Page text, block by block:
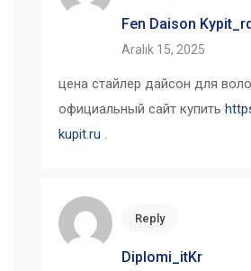
Fen Daison
Aralık 15, 2025
цена стайлер дайсон для
официальный сайт купить
kupit.ru .
Reply
Diplomi_itKr